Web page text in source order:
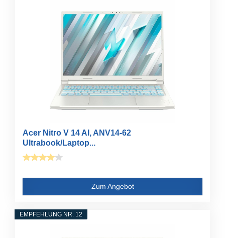
Acer Nitro V 14 AI, ANV14-62
Ultrabook/Laptop...
Zum Angebot
EMPFEHLUNG NR. 12